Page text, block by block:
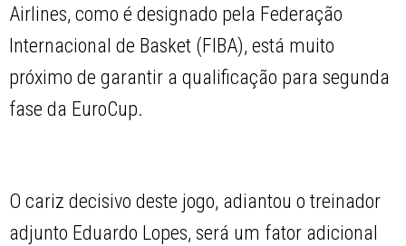
Airlines, como é designado pela Federação
Internacional de Basket (FIBA), está muito
próximo de garantir a qualificação para segunda
fase da EuroCup.
O cariz decisivo deste jogo, adiantou o treinador
adjunto Eduardo Lopes, será um fator adicional